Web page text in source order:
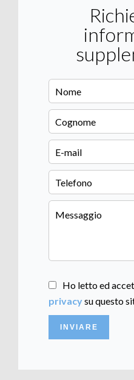
Ho letto ed
privacysu questo
INVIARE